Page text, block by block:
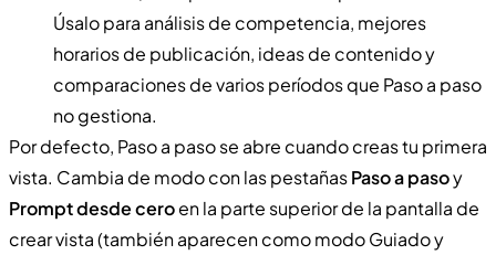
Úsalo para análisis de competencia, mejores
horarios de publicación, ideas de contenido y
comparaciones de varios períodos que Paso a paso
no gestiona.
Por defecto, Paso a paso se abre cuando creas tu primera
vista. Cambia de modo con las pestañasPaso a pasoy
Prompt desde ceroen la parte superior de la pantalla de
crear vista (también aparecen como modo Guiado y